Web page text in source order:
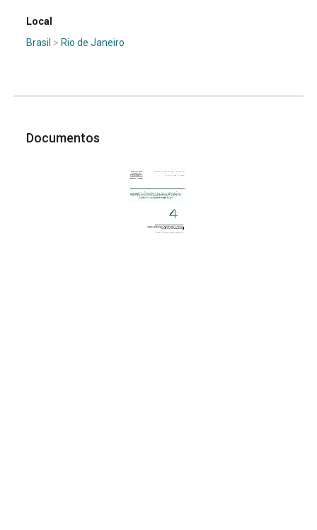
Local
Brasil > Rio de Janeiro
Documentos